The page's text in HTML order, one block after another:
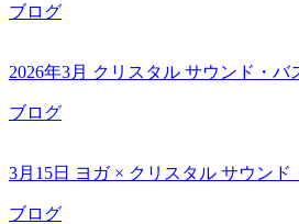
ブログ
2026年3月 クリスタル サウンド・バ
ブログ
3月15日 ヨガ × クリスタル サウンド
ブログ